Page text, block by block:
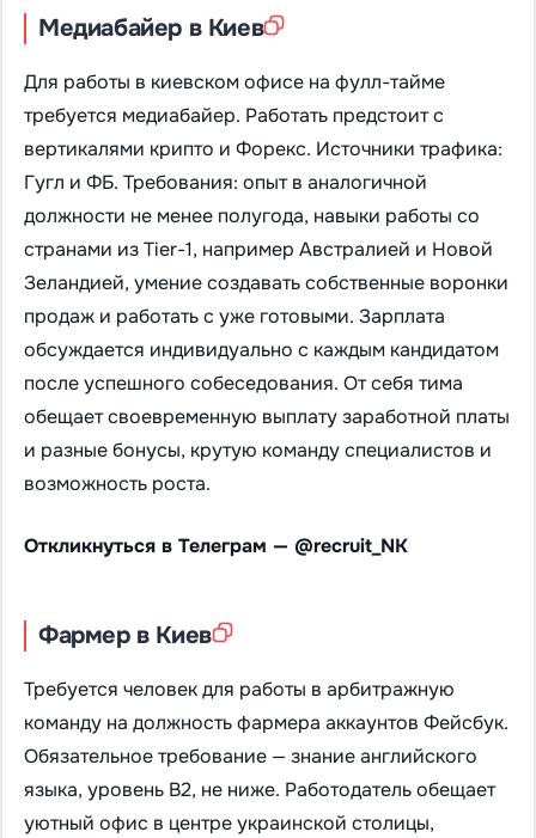
Медиабайер в Киев
Для работы в киевском офисе на фулл-тайме
требуется медиабайер. Работать предстоит с
вертикалями крипто и Форекс. Источники трафика:
Гугл и ФБ. Требования: опыт в аналогичной
должности не менее полугода, навыки работы со
странами из Tier-1, например Австралией и Новой
Зеландией, умение создавать собственные воронки
продаж и работать с уже готовыми. Зарплата
обсуждается индивидуально с каждым кандидатом
после успешного собеседования. От себя тима
обещает своевременную выплату заработной платы
и разные бонусы, крутую команду специалистов и
возможность роста.
Откликнуться в Телеграм — @recruit_NK
Фармер в Киев
Требуется человек для работы в арбитражную
команду на должность фармера аккаунтов Фейсбук.
Обязательное требование — знание английского
языка, уровень B2, не ниже. Работодатель обещает
уютный офис в центре украинской столицы,